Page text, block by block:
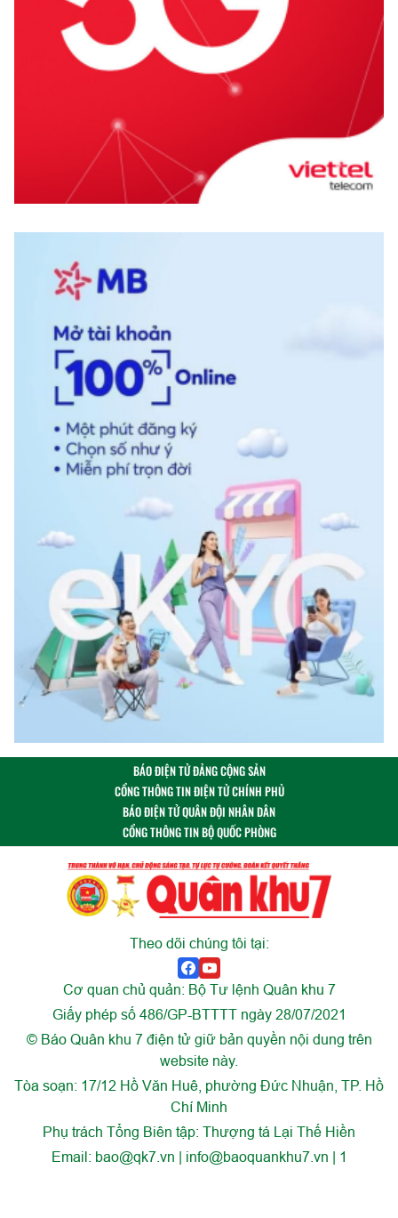
BÁO ĐIỆN TỬ ĐẢNG CỘNG SẢN
CỔNG THÔNG TIN ĐIỆN TỬ CHÍNH PHỦ
BÁO ĐIỆN TỬ QUÂN ĐỘI NHÂN DÂN
CỔNG THÔNG TIN BỘ QUỐC PHÒNG
Theo dõi chúng tôi tại:
Cơ quan chủ quản: Bộ Tư lệnh Quân khu 7
Giấy phép số 486/GP-BTTTT ngày 28/07/2021
© Báo Quân khu 7 điện tử giữ bản quyền nội dung trên
website này.
Tòa soạn: 17/12 Hồ Văn Huê, phường Đức Nhuận, TP. Hồ
Chí Minh
Phụ trách Tổng Biên tập: Thượng tá Lại Thế Hiền
Email: bao@qk7.vn | info@baoquankhu7.vn | 1